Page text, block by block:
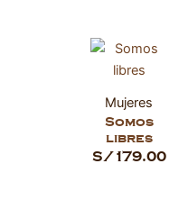
Mujeres
Somos
libres
S/179.00